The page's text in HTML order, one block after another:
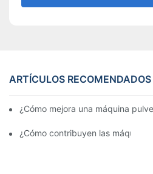
ARTÍCULOS RECOMENDADOS
¿Cómo mejora una máquina
¿Cómo contribuyen las